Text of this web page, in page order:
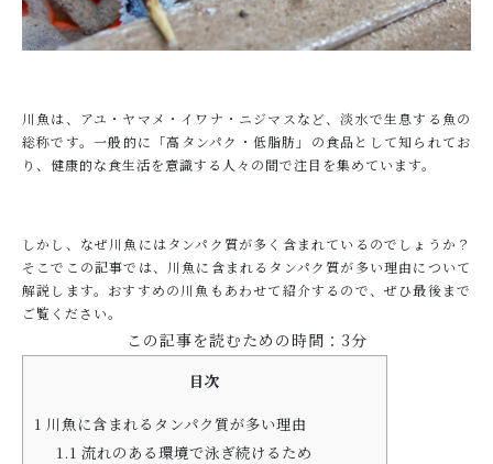
NEWS
お知らせ
コンテンツ
PRIVACY
お問い合わせ
川魚は、アユ・ヤマメ・イワナ・ニジマスなど、淡水で生息する魚の
総称です。一般的に「高タンパク・低脂肪」の食品として知られてお
り、健康的な食生活を意識する人々の間で注目を集めています。
しかし、なぜ川魚にはタンパク質が多く含まれているのでしょうか？
そこでこの記事では、川魚に含まれるタンパク質が多い理由について
解説します。おすすめの川魚もあわせて紹介するので、ぜひ最後まで
ご覧ください。
この記事を読むための時間：3分
目次
1 川魚に含まれるタンパク質が多い理由
1.1 流れのある環境で泳ぎ続けるため